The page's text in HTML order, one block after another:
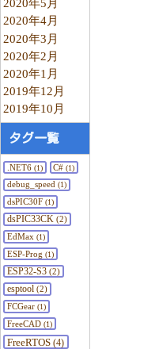
2020年5月
2020年4月
2020年3月
2020年2月
2020年1月
2019年12月
2019年10月
タグ一覧
.NET6(1) C# (1)
debug_speed(1)
dsPIC30F(1)
dsPIC33CK (2)
EdMax (1)
ESP-Prog (1)
ESP32-S3 (2)
esptool (2)
FCGear(1)
FreeCAD(1)
FreeRTOS (4)